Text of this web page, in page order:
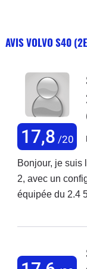
AVIS VOLVO S40
17,8 /20
Bonjour, je suis
2, avec un
équipée du 2.4
moteur
marque (D4 par